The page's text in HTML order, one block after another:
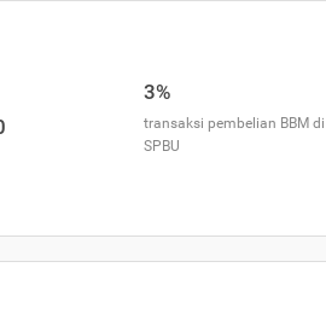
3%
transaksi pembelian BBM di
SPBU